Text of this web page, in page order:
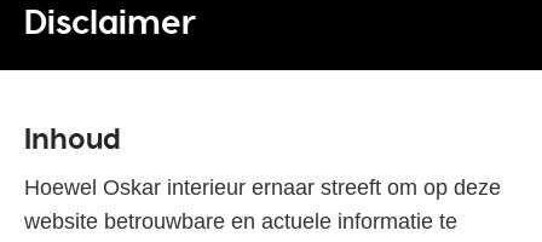
Disclaimer
Inhoud
Hoewel Oskar interieur ernaar streeft om op deze
website betrouwbare en actuele informatie te